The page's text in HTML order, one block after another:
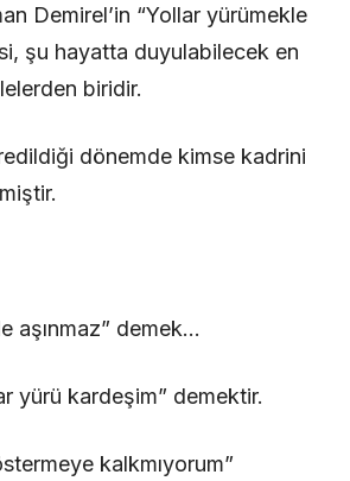
Demirel’in “Yollar yürümekle
şu hayatta duyulabilecek en
biridir.
dönemde kimse kadrini
aşınmaz” demek…
yürü kardeşim” demektir.
kalkmıyorum”